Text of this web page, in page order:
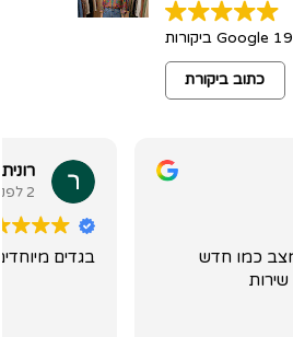
19 Google ביקורות
כתוב ביקורת
רונית שמילוביץ'
בגדים מיוחדים ושרות מקסים סבלני